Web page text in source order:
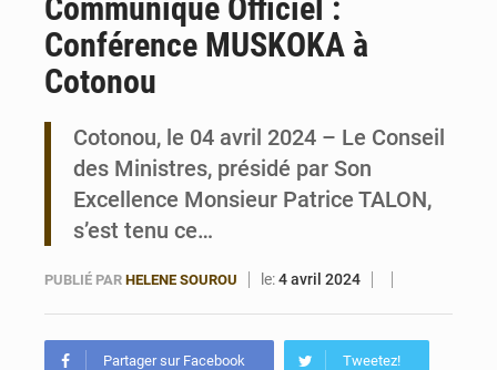
Bénin : Le CEG La Verdure de Ouèdo fait sa mue pour la rentrée
Communiqué Officiel :
Conférence MUSKOKA à
Cotonou
Cotonou, le 04 avril 2024 – Le Conseil
des Ministres, présidé par Son
Excellence Monsieur Patrice TALON,
s’est tenu ce…
PUBLIÉ PAR HELENE SOUROU le:4 avril 2024
Partager sur Facebook Tweetez!